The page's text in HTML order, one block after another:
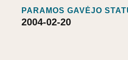
PARAMOS GAVĖJO
2004-02-20